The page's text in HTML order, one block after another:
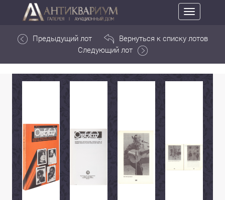
Toggle
navigation
Предыдущий лот
Вернуться к списку лотов
Следующий лот